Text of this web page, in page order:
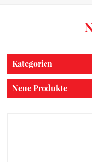
Kategorien
Neue Produkte